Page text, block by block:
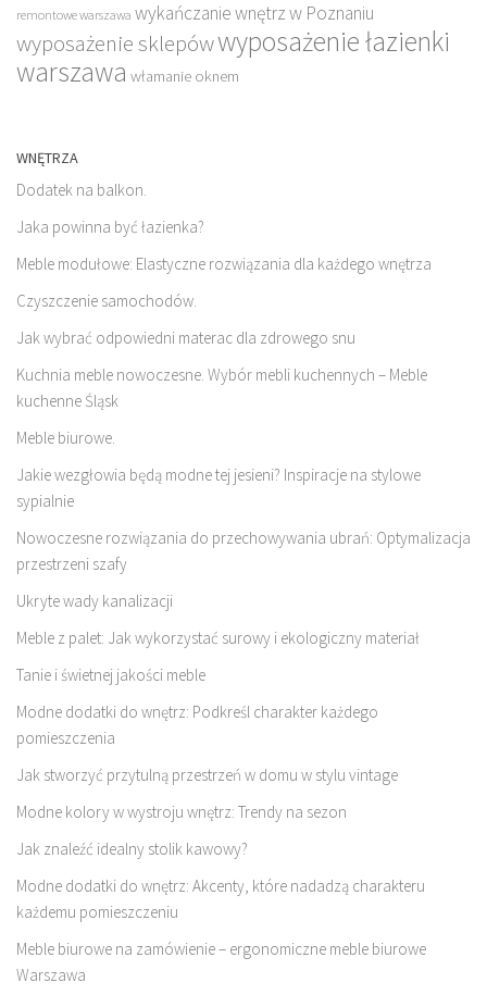
remontowe warszawa wykańczanie wnętrz w Poznaniu
wyposażenie sklepówwyposażenie łazienki
warszawa włamanie oknem
WNĘTRZA
Dodatek na balkon.
Jaka powinna być łazienka?
Meble modułowe: Elastyczne rozwiązania dla każdego wnętrza
Czyszczenie samochodów.
Jak wybrać odpowiedni materac dla zdrowego snu
Kuchnia meble nowoczesne. Wybór mebli kuchennych – Meble
kuchenne Śląsk
Meble biurowe.
Jakie wezgłowia będą modne tej jesieni? Inspiracje na stylowe
sypialnie
Nowoczesne rozwiązania do przechowywania ubrań: Optymalizacja
przestrzeni szafy
Ukryte wady kanalizacji
Meble z palet: Jak wykorzystać surowy i ekologiczny materiał
Tanie i świetnej jakości meble
Modne dodatki do wnętrz: Podkreśl charakter każdego
pomieszczenia
Jak stworzyć przytulną przestrzeń w domu w stylu vintage
Modne kolory w wystroju wnętrz: Trendy na sezon
Jak znaleźć idealny stolik kawowy?
Modne dodatki do wnętrz: Akcenty, które nadadzą charakteru
każdemu pomieszczeniu
Meble biurowe na zamówienie – ergonomiczne meble biurowe
Warszawa